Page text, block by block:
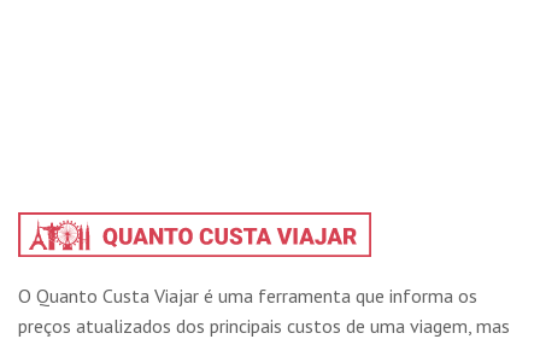
O Quanto Custa Viajar é uma ferramenta que informa os
preços atualizados dos principais custos de uma viagem, mas